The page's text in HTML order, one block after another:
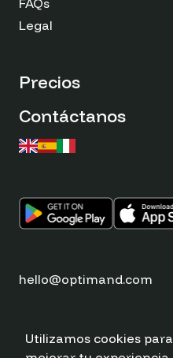
Legal
Precios
Contáctanos
hello@optimand.com
Utilizamos cookies para